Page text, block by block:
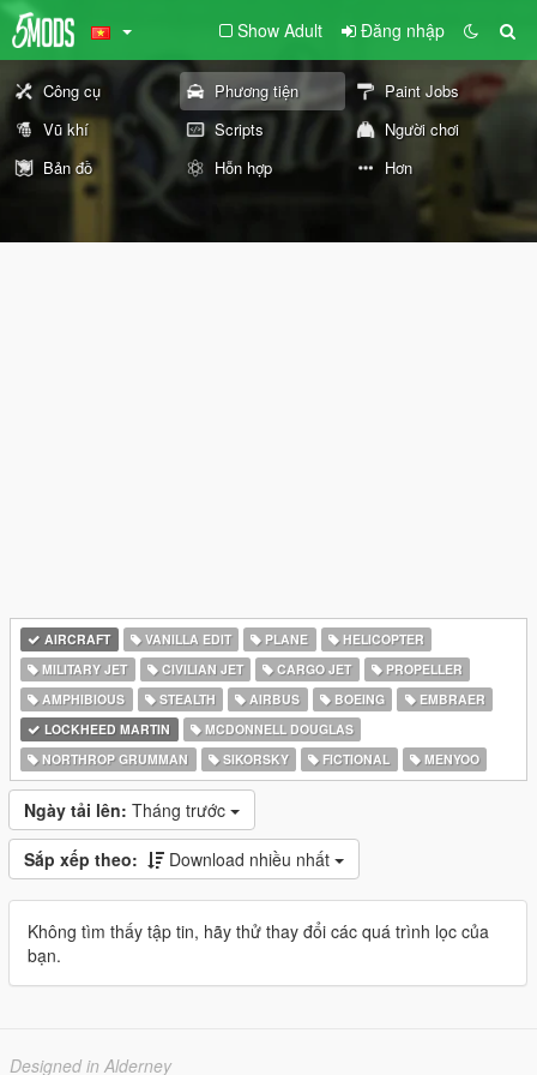
Show Adult Đăng nhập
Công cụ Phương tiện
Paint Jobs
Vũ khí
Scripts
Người chơi
Bản đồ
Hỗn hợp Hơn
AIRCRAFT VANILLA EDIT PLANE
HELICOPTER
MILITARY JET
CIVILIAN JET CARGO JET
PROPELLER
AMPHIBIOUS
STEALTH AIRBUS BOEING
EMBRAER
LOCKHEED MARTIN
MCDONNELL DOUGLAS
NORTHROP GRUMMAN
SIKORSKY FICTIONAL MENYOO
Ngày tải lên: Tháng trước
Sắp xếp theo: Download nhiều nhất
Không tìm thấy tập tin, hãy thử thay đổi các quá trình lọc của
bạn.
Designed in Alderney